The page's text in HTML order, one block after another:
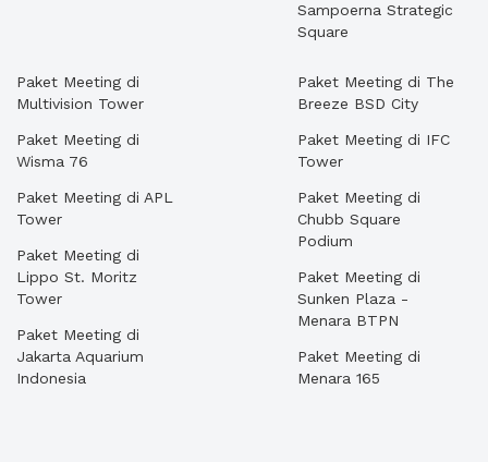
Sampoerna Strategic
Square
Paket Meeting di
Multivision Tower
Paket Meeting di
Wisma 76
Paket Meeting di APL
Tower
Paket Meeting di
Lippo St. Moritz
Tower
Paket Meeting di
Jakarta Aquarium
Indonesia
Paket Meeting di The
Breeze BSD City
Paket Meeting di IFC
Tower
Paket Meeting di
Chubb Square
Podium
Paket Meeting di
Sunken Plaza -
Menara BTPN
Paket Meeting di
Menara 165